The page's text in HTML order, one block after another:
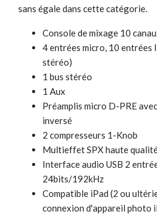
sans égale dans cette catégorie.
Console de mixage 10
4 entrées micro, 10 entrées
stéréo)
1 bus stéréo
1 Aux
Préamplis micro D-PRE
inversé
2 compresseurs 1-Knob
Multieffet SPX haute
Interface audio USB 2
24bits/192kHz
Compatible iPad (2 ou
connexion d'appareil photo